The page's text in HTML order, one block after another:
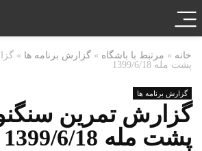
خانه » مرتبط با باشگاه » گزارش برنامه ها »
پشت مله 1399/6/18
گزارش برنامه ها
گزارش تمرین
پشت مله 1399/6/18